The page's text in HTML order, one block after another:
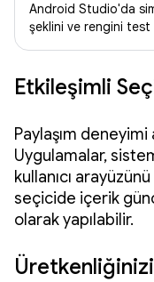
Android Studio'da
şeklini ve rengini test
Etkileşimli
Paylaşım
Uygulamalar,
kullanıcı
seçicide içerik
olarak yapılabilir.